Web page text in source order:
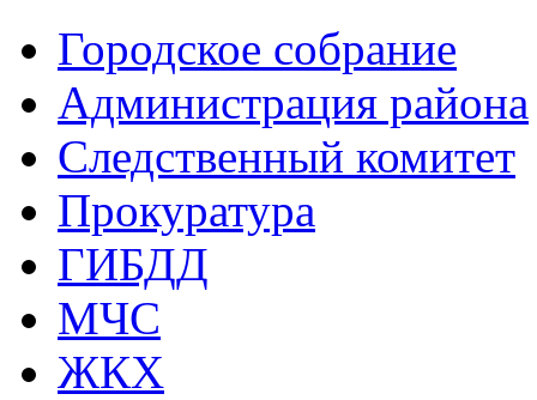
Городское собрание
Администрация района
Следственный комитет
Прокуратура
ГИБДД
МЧС
ЖКХ